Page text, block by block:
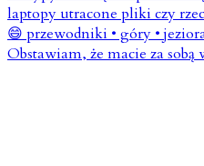
Obstawiam, że macie za sobą